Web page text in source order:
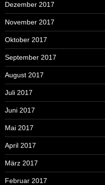
Dezember 2017
November 2017
Oktober 2017
September 2017
August 2017
Juli 2017
Juni 2017
Mai 2017
April 2017
März 2017
Februar 2017